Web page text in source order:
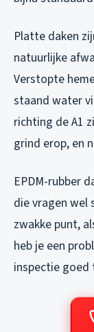
Platte daken
natuurlijke
Verstopte
staand water
richting de A1
grind erop, en
EPDM-rubber
die vragen wel
zwakke punt,
heb je een
inspectie